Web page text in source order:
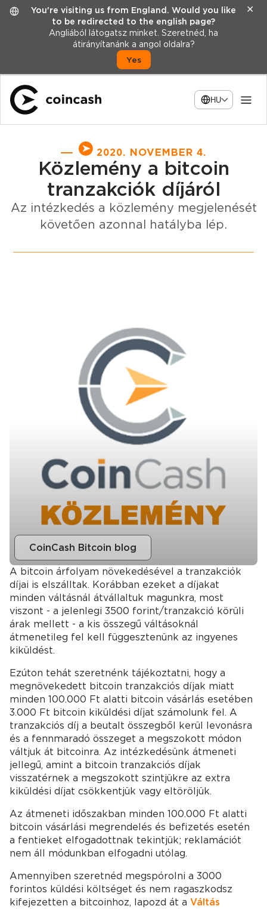
You're visiting us from England. Would you like
to be redirected to the english page?
Angliából látogatsz minket. Szeretnéd, ha
átirányítanánk a angol oldalra?
Yes
✕
HU
2020. NOVEMBER 4.
Közlemény a bitcoin
tranzakciók díjáról
Az intézkedés a közlemény megjelenését
követően azonnal hatályba lép.
CoinCash Bitcoin blog
A bitcoin árfolyam növekedésével a tranzakciók
díjai is elszálltak. Korábban ezeket a díjakat
minden váltásnál átvállaltuk magunkra, most
viszont - a jelenlegi 3500 forint/tranzakció körüli
árak mellett - a kis összegű váltásoknál
átmenetileg fel kell függesztenünk az ingyenes
kiküldést.
Ezúton tehát szeretnénk tájékoztatni, hogy a
megnövekedett bitcoin tranzakciós díjak miatt
minden 100.000 Ft alatti bitcoin vásárlás esetében
3.000 Ft bitcoin kiküldési díjat számolunk fel. A
tranzakciós díj a beutalt összegből kerül levonásra
és a fennmaradó összeget a megszokott módon
váltjuk át bitcoinra. Az intézkedésünk átmeneti
jellegű, amint a bitcoin tranzakciós díjak
visszatérnek a megszokott szintjükre az extra
kiküldési díjat csökkentjük vagy eltöröljük.
Az átmeneti időszakban minden 100.000 Ft alatti
bitcoin vásárlási megrendelés és befizetés esetén
a fentieket elfogadottnak tekintjük; reklamációt
nem áll módunkban elfogadni utólag.
Amennyiben szeretnéd megspórolni a 3000
forintos küldési költséget és nem ragaszkodsz
kifejezetten a bitcoinhoz, lapozd át a Váltás